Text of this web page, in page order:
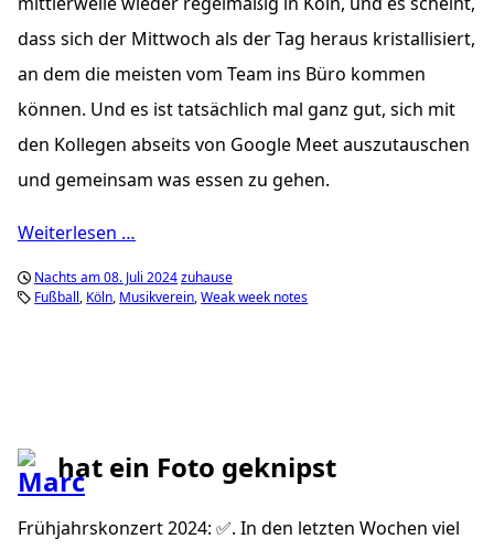
dass sich der Mittwoch als der Tag heraus kristallisiert,
an dem die meisten vom Team ins Büro kommen
können. Und es ist tatsächlich mal ganz gut, sich mit
den Kollegen abseits von Google Meet auszutauschen
und gemeinsam was essen zu gehen.
Weiterlesen …
Nachts am 08. Juli 2024zuhause
Fußball Köln Musikverein Weak week notes
hat ein Foto geknipst
Frühjahrskonzert 2024: ✅. In den letzten Wochen viel